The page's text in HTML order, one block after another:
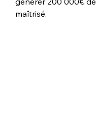
maîtrisé.